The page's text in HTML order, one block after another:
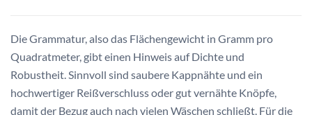
Die Grammatur, also das Flächengewicht in Gramm pro
Quadratmeter, gibt einen Hinweis auf Dichte und
Robustheit. Sinnvoll sind saubere Kappnähte und ein
hochwertiger Reißverschluss oder gut vernähte Knöpfe,
damit der Bezug auch nach vielen Wäschen schließt. Für die